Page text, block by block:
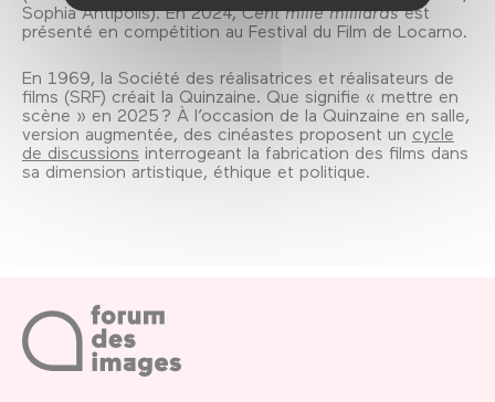
Sophia Antipolis). En 2024,Cent mille milliardsest
présenté en compétition au Festival du Film de Locarno.
En 1969, la Société des réalisatrices et réalisateurs de
films (SRF) créait la Quinzaine. Que signifie « mettre en
scène » en 2025 ? À l’occasion de la Quinzaine en salle,
version augmentée, des cinéastes proposent un cycle
de discussions interrogeant la fabrication des films dans
sa dimension artistique, éthique et politique.